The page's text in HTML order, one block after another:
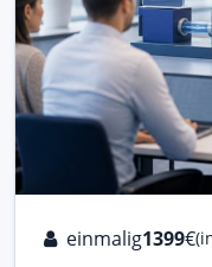
einmalig1399€